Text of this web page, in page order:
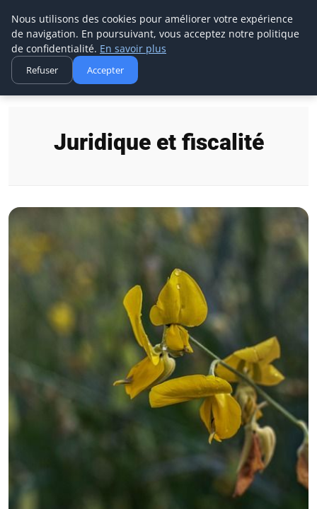
Ms Events Europe
Accueil Juridique et fiscalité
Juridique et fiscalité
Nous utilisons des cookies pour améliorer votre expérience
de navigation. En poursuivant, vous acceptez notre politique
de confidentialité. En savoir plus
Refuser Accepter